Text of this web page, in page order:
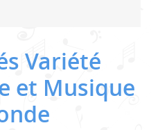
Variété
et Musique